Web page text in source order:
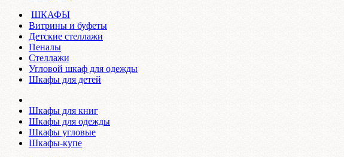
ШКАФЫ
Витрины и буфеты
Детские стеллажи
Пеналы
Стеллажи
Угловой шкаф для одежды
Шкафы для детей
Шкафы для книг
Шкафы для одежды
Шкафы угловые
Шкафы-купе